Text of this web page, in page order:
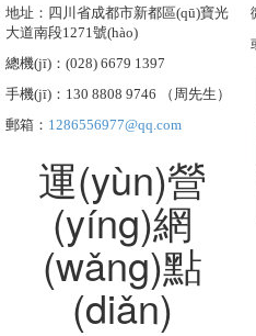
地址：四川省成都市新都區(qū)寶光
大道南段1271號(hào)
總機(jī)：(028) 6679 1397
手機(jī)：130 8808 9746 （周先生）
郵箱： 1286556977@qq.com
運(yùn)營
(yíng)網
(wǎng)點
(diǎn)